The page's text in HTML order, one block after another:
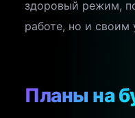
здоровый режим,
работе, но и своим
Планы на